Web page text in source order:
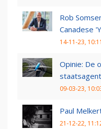
Rob
Canadese
14-11-23, 10:11
Opinie: De
09-03-23,
Paul
21-12-22,